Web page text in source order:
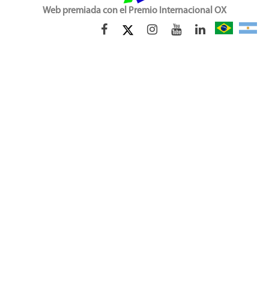
Web premiada con el Premio Internacional OX